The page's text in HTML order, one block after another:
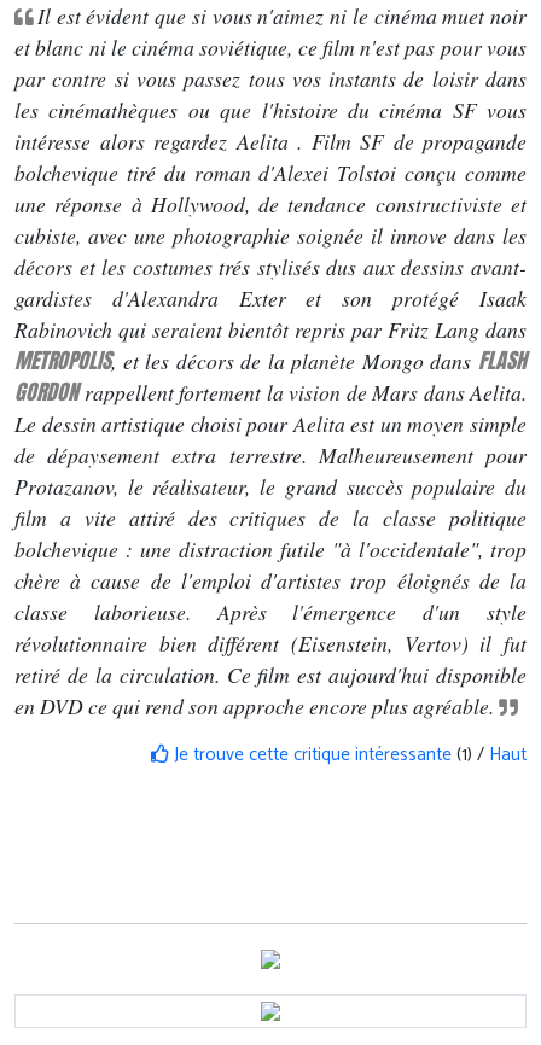
Il est évident que si vous n'aimez ni le cinéma muet noir
et blanc ni le cinéma soviétique, ce film n'est pas pour vous
par contre si vous passez tous vos instants de loisir dans
les cinémathèques ou que l'histoire du cinéma SF vous
intéresse alors regardez Aelita . Film SF de propagande
bolchevique tiré du roman d'Alexei Tolstoi conçu comme
une réponse à Hollywood, de tendance constructiviste et
cubiste, avec une photographie soignée il innove dans les
décors et les costumes trés stylisés dus aux dessins avant-
gardistes d'Alexandra Exter et son protégé Isaak
Rabinovich qui seraient bientôt repris par Fritz Lang dans
METROPOLIS, et les décors de la planète Mongo dans FLASH
GORDONrappellent fortement la vision de Mars dans Aelita.
Le dessin artistique choisi pour Aelita est un moyen simple
de dépaysement extra terrestre. Malheureusement pour
Protazanov, le réalisateur, le grand succès populaire du
film a vite attiré des critiques de la classe politique
bolchevique : une distraction futile "à l'occidentale", trop
chère à cause de l'emploi d'artistes trop éloignés de la
classe laborieuse. Après l'émergence d'un style
révolutionnaire bien différent (Eisenstein, Vertov) il fut
retiré de la circulation. Ce film est aujourd'hui disponible
en DVD ce qui rend son approche encore plus agréable.
Je trouve cette critique intéressante(1) / Haut